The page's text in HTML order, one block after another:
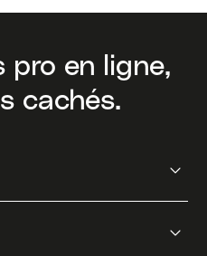
pro en ligne,
cachés.